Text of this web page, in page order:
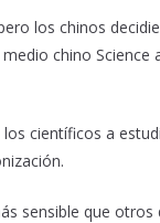
los chinos
chino Science
científicos a
sensible que otros